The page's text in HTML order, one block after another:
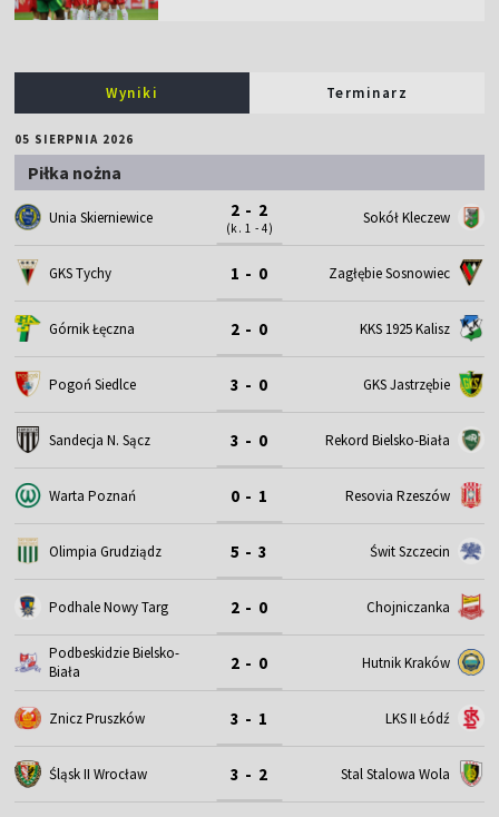
Wyniki Terminarz
05 SIERPNIA 2026
Piłka nożna
Unia Skierniewice 2 - 2
(k. 1 - 4)
Sokół Kleczew
GKS Tychy 1 - 0 Zagłębie Sosnowiec
Górnik Łęczna 2 - 0 KKS 1925 Kalisz
Pogoń Siedlce 3 - 0 GKS Jastrzębie
Sandecja N. Sącz 3 - 0 Rekord Bielsko-Biała
Warta Poznań 0 - 1 Resovia Rzeszów
Olimpia Grudziądz 5 - 3 Świt Szczecin
Podhale Nowy Targ 2 - 0 Chojniczanka
Podbeskidzie Bielsko-
Biała
2 - 0 Hutnik Kraków
Znicz Pruszków 3 - 1 LKS II Łódź
Śląsk II Wrocław 3 - 2 Stal Stalowa Wola